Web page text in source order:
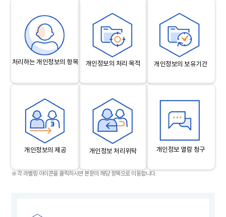
처리하는 개인정보의 항목 개인정보의 처리 목적 개인정보의 보유기간
개인정보의 제공 개인정보 처리위탁 개인정보 열람 청구
※각 라벨링 아이콘을 클릭하시면 본문의 해당 항목으로 이동합니다.